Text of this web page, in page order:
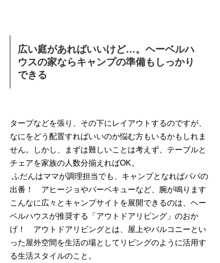
広い庭があればいいけど…。ヘーベルハ
ウスの家ならキャンプの準備もしっかり
できる
タープなどを張り、その下にレイアウトするのですが、
なにをどう配置すればいいのか悩む方もいるかもしれま
せん。しかし、まずは難しいことは考えず、テーブルと
チェアを家族の人数分揃えればOK。
ふだんはママが調理担当でも、キャンプとなればパパの
出番！ アヒージョやバーベキューなど、腕が鳴ります
こんなに広々とキャンプサイトを展開できるのは、ヘー
ベルハウスが推奨する「アウトドアリビング」のおか
げ！ アウトドアリビングとは、屋上やバルコニーとい
った屋外空間を生活の場としてリビングのように活用す
る生活スタイルのこと。